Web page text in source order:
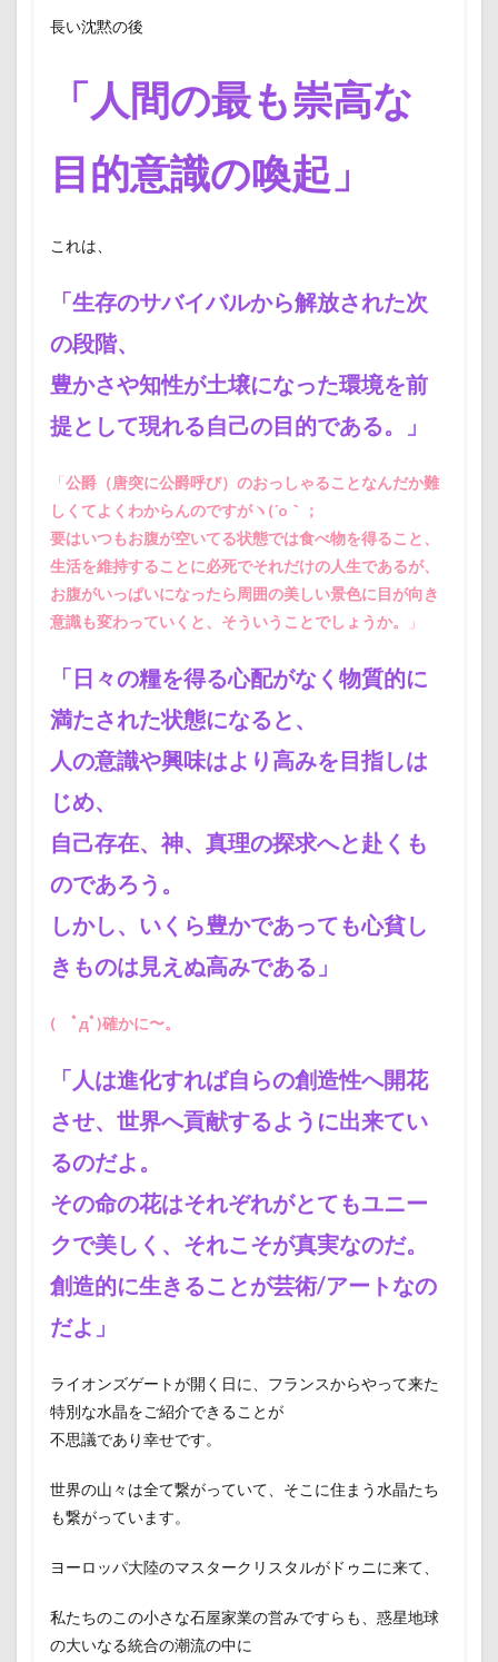
長い沈黙の後
「人間の最も崇高な
目的意識の喚起」
これは、
「生存のサバイバルから解放された次
の段階、
豊かさや知性が土壌になった環境を前
提として現れる自己の目的である。」
「公爵（唐突に公爵呼び）のおっしゃることなんだか難
しくてよくわからんのですがヽ(´o｀；
要はいつもお腹が空いてる状態では食べ物を得ること、
生活を維持することに必死でそれだけの人生であるが、
お腹がいっぱいになったら周囲の美しい景色に目が向き
意識も変わっていくと、そういうことでしょうか。
」
「日々の糧を得る心配がなく物質的に
満たされた状態になると、
人の意識や興味はより高みを目指しは
じめ、
自己存在、神、真理の探求へと赴くも
のであろう。
しかし、いくら豊かであっても心貧し
きものは見えぬ高みである」
( ﾟдﾟ)確かに〜。
「人は進化すれば自らの創造性へ開花
させ、世界へ貢献するように出来てい
るのだよ。
その命の花はそれぞれがとてもユニー
クで美しく、それこそが真実なのだ。
創造的に生きることが芸術/アートなの
だよ」
ライオンズゲートが開く日に、フランスからやって来た
特別な水晶をご紹介できることが
不思議であり幸せです。
世界の山々は全て繋がっていて、そこに住まう水晶たち
も繋がっています。
ヨーロッパ大陸のマスタークリスタルがドゥニに来て、
私たちのこの小さな石屋家業の営みですらも、惑星地球
の大いなる統合の潮流の中に